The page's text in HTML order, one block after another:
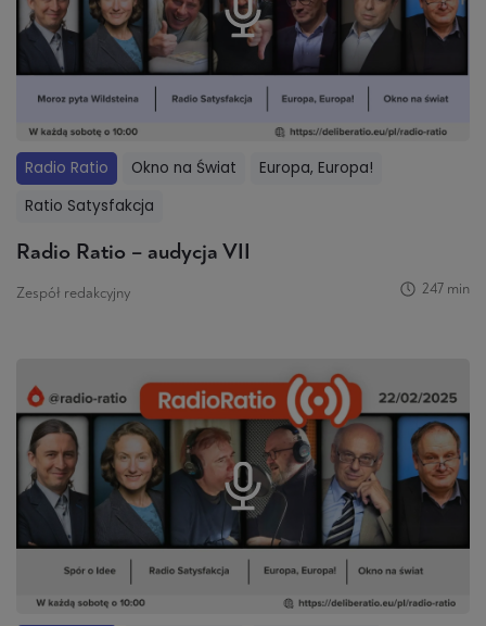
Radio Ratio Okno na Świat
Europa, Europa!
Ratio Satysfakcja
Radio Ratio – audycja VII
Zespół redakcyjny 247 min